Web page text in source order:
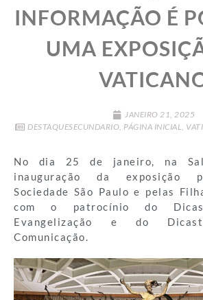
INFORMAÇÃO É
UMA
JANEIRO 21, 2025
DESTAQUESECUNDARIO, PÁGINA INICIAL,
No dia 25 de janeiro, na
inauguração da exposição
Sociedade São Paulo e pelas
com o patrocínio do
Evangelização e do
Comunicação.